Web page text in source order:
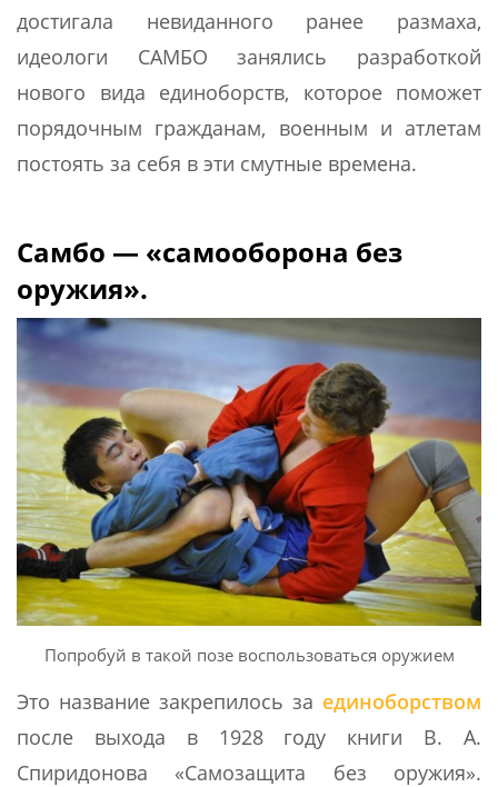
достигала невиданного ранее размаха,
идеологи САМБО занялись разработкой
нового вида единоборств, которое поможет
порядочным гражданам, военным и атлетам
постоять за себя в эти смутные времена.
Самбо — «самооборона без
оружия».
Попробуй в такой позе воспользоваться оружием
Это название закрепилось за единоборством
после выхода в 1928 году книги В. А.
Спиридонова «Самозащита без оружия».